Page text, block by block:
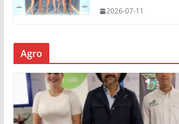
2026-07-11
Agro